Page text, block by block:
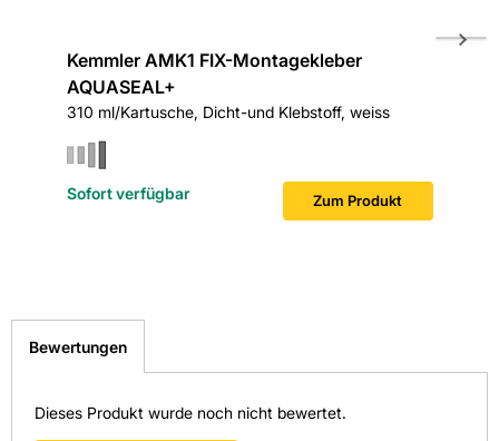
und C gem. Bauregelliste A (abP) sowie A0 gem. ZDB-
Merkblatt
Kemmler AMK1 FIX-Montagekleber
AQUASEAL+
310 ml/Kartusche, Dicht-und Klebstoff, weiss
Zum Produkt
Sofort verfügbar
Bewertungen
Dieses Produkt wurde noch nicht bewertet.